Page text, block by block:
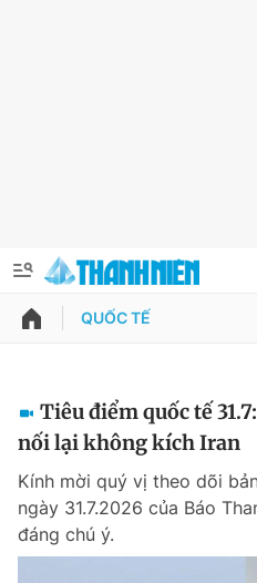
QUẢNG CÁO
Chuyên mục khác
Thông tin tài khoản
Đổi mật khẩu
Tin đã lưu
Tin đã xem
QUỐC TẾ
Tiêu điểm quốc tế
nối lại không kích Iran
Kính mời quý vị theo dõi
ngày 31.7.2026 của Báo
đáng chú ý.